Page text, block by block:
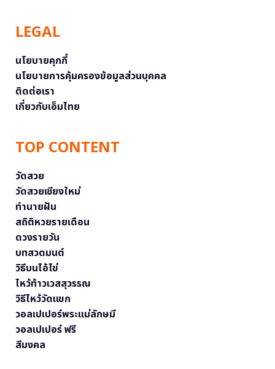
LEGAL
นโยบายคุกกี้
นโยบายการคุ้มครองข้อมูลส่วนบุคคล
ติดต่อเรา
เกี่ยวกับเอ็มไทย
TOP CONTENT
วัดสวย
วัดสวยเชียงใหม่
ทำนายฝัน
สถิติหวยรายเดือน
ดวงรายวัน
บทสวดมนต์
วิธีบนไอ้ไข่
ไหว้ท้าวเวสสุวรรณ
วิธีไหว้วัดแขก
วอลเปเปอร์พระแม่ลักษมี
วอลเปเปอร์ ฟรี
สีมงคล